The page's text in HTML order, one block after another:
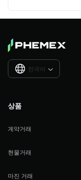
한국어 
상품
계약거래
현물거래
마진 거래